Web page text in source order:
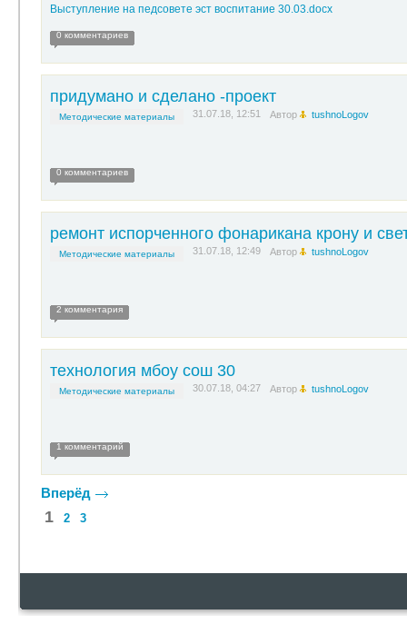
Выступление на педсовете эст воспитание 30.03.docx
0 комментариев
придумано и сделано -проект
Методические материалы 31.07.18, 12:51 Автор tushnoLogov
0 комментариев
ремонт испорченного фонарикана крону и
Методические материалы 31.07.18, 12:49 Автор tushnoLogov
2 комментария
технология мбоу сош 30
Методические материалы 30.07.18, 04:27 Автор tushnoLogov
1 комментарий
Вперёд
1 2 3